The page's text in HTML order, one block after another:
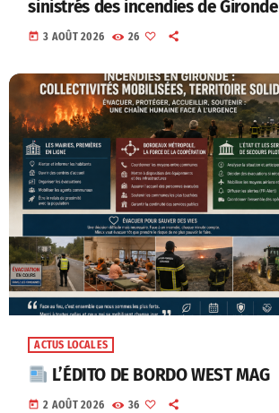
sinistrés des incendies de Gironde
today 3 AOÛT 2026 26
ACTUS LOCALES
L’ÉDITO DE BORDO WEST MAG
today 2 AOÛT 2026 36